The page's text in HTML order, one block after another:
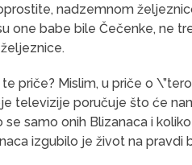
nadzemnom
one babe bile Čečenke, ne
priče? Mislim, u priče o
televizije poručuje što će
se samo onih Blizanaca i
izgubilo je život na pravdi